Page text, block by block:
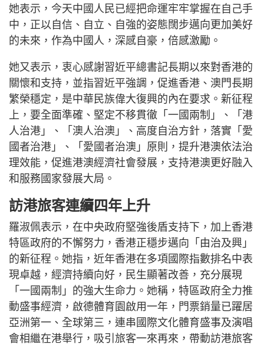
她表示，今天中國人民已經把命運牢牢掌握在自己手
中，正以自信、自立、自強的姿態闊步邁向更加美好
的未來，作為中國人，深感自豪，倍感激勵。
她又表示，衷心感謝習近平總書記長期以來對香港的
關懷和支持，並指習近平強調，促進香港、澳門長期
繁榮穩定，是中華民族偉大復興的內在要求。新征程
上，要全面準確、堅定不移貫徹「一國兩制」、「港
人治港」、「澳人治澳」、高度自治方針，落實「愛
國者治港」、「愛國者治澳」原則，提升港澳依法治
理效能，促進港澳經濟社會發展，支持港澳更好融入
和服務國家發展大局。
訪港旅客連續四年上升
羅淑佩表示，在中央政府堅強後盾支持下，加上香港
特區政府的不懈努力，香港正穩步邁向「由治及興」
的新征程。她指，近年香港在多項國際指數排名中表
現卓越，經濟持續向好，民生顯著改善，充分展現
「一國兩制」的強大生命力。她稱，特區政府全力推
動盛事經濟，啟德體育園啟用一年，門票銷量已躍居
亞洲第一、全球第三，連串國際文化體育盛事及演唱
會相繼在港舉行，吸引旅客一來再來，帶動訪港旅客